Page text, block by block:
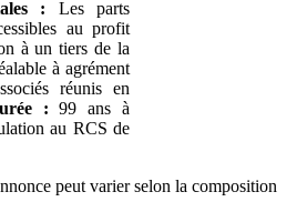
: Les parts
au profit
à un tiers de la
à agrément
réunis en
: 99 ans à
au RCS de
peut varier selon la composition